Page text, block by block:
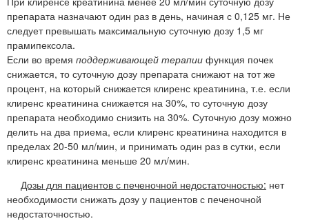
препарата назначают один раз в день, начиная с 0,125 мг. Не
следует превышать максимальную суточную дозу 1,5 мг
прамипексола.
Если во время поддерживающей терапии функция почек
снижается, то суточную дозу препарата снижают на тот же
процент, на который снижается клиренс креатинина, т.е. если
клиренс креатинина снижается на 30%, то суточную дозу
препарата необходимо снизить на 30%. Суточную дозу можно
делить на два приема, если клиренс креатинина находится в
пределах 20-50 мл/мин, и принимать один раз в сутки, если
клиренс креатинина меньше 20 мл/мин.
Дозы для пациентов с печеночной недостаточностью: нет
необходимости снижать дозу у пациентов с печеночной
недостаточностью.